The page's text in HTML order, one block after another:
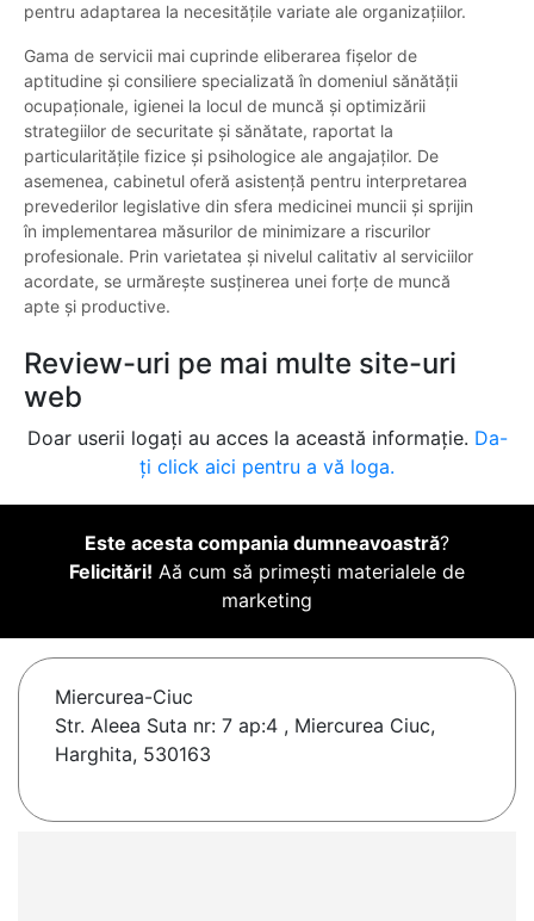
pentru adaptarea la necesitățile variate ale organizațiilor.
Gama de servicii mai cuprinde eliberarea fișelor de
aptitudine și consiliere specializată în domeniul sănătății
ocupaționale, igienei la locul de muncă și optimizării
strategiilor de securitate și sănătate, raportat la
particularitățile fizice și psihologice ale angajaților. De
asemenea, cabinetul oferă asistență pentru interpretarea
prevederilor legislative din sfera medicinei muncii și sprijin
în implementarea măsurilor de minimizare a riscurilor
profesionale. Prin varietatea și nivelul calitativ al serviciilor
acordate, se urmărește susținerea unei forțe de muncă
apte și productive.
Review-uri pe mai multe site-uri
web
Doar userii logați au acces la această informație. Da-
ți click aici pentru a vă loga.
Este acesta compania dumneavoastră?
Felicitări! Aă cum să primești materialele de
marketing
Miercurea-Ciuc
Str. Aleea Suta nr: 7 ap:4 , Miercurea Ciuc,
Harghita, 530163